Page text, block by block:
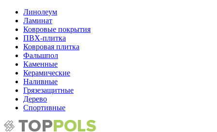
Линолеум
Ламинат
Ковровые покрытия
ПВХ-плитка
Ковровая плитка
Фальшпол
Каменные
Керамические
Наливные
Грязезащитные
Дерево
Спортивные